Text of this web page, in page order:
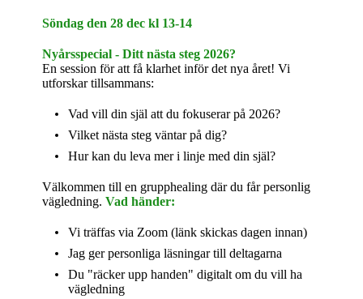
Söndag den 28 dec kl 13-14
Nyårsspecial - Ditt nästa steg 2026?
En session för att få klarhet inför det nya året! Vi
utforskar tillsammans:
Vad vill din själ att du fokuserar på 2026?
Vilket nästa steg väntar på dig?
Hur kan du leva mer i linje med din själ?
Välkommen till en grupphealing där du får personlig
vägledning.Vad händer:
Vi träffas via Zoom (länk skickas dagen innan)
Jag ger personliga läsningar till deltagarna
Du "räcker upp handen" digitalt om du vill ha
vägledning